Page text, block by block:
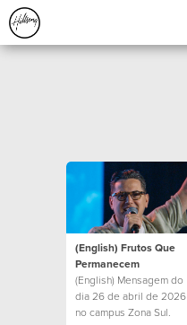
(English) Frutos Que
Permanecem
(English) Mensagem do
dia 26 de abril de 2026
no campus Zona Sul.